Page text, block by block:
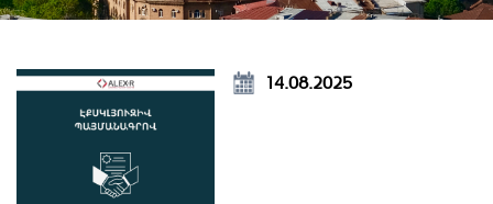
14.08.2025